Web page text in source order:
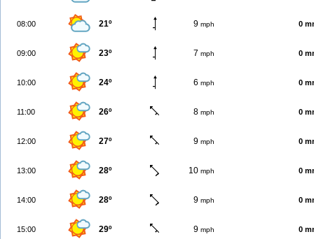
08:00 21º 9 mph 0
09:00 23º 7 mph 0
10:00 24º 6 mph 0
11:00 26º 8 mph 0
12:00 27º 9 mph 0
13:00 28º 10 mph 0
14:00 28º 9 mph 0
15:00 29º 9 mph 0